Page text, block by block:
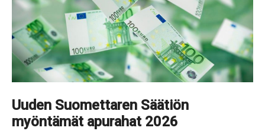
Uuden Suomettaren Säätiön
myöntämät apurahat 2026